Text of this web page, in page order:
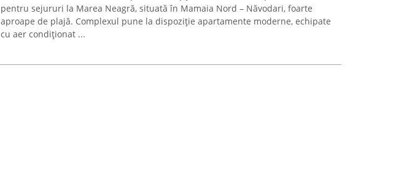
pentru sejururi la Marea Neagră, situată în Mamaia Nord – Năvodari, foarte
aproape de plajă. Complexul pune la dispoziție apartamente moderne, echipate
cu aer condiționat ...